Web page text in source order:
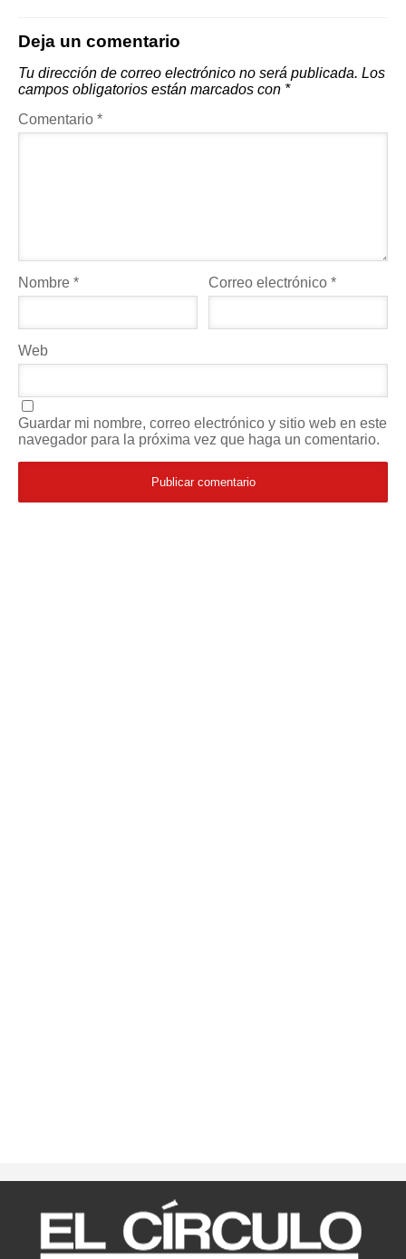
Deja un comentario
Tu dirección de correo electrónico no será publicada. Los
campos obligatorios están marcados con *
Comentario *
Nombre * Correo electrónico*
Web
Guardar mi nombre, correo electrónico y sitio web en este
navegador para la próxima vez que haga un comentario.